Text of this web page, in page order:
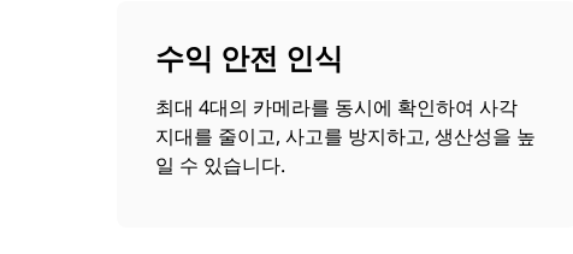
수익 안전 인식
최대 4대의 카메라를 동시에 확인하여 사각
지대를 줄이고, 사고를 방지하고, 생산성을 높
일 수 있습니다.